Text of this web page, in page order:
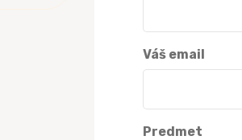
Váš email
Predmet